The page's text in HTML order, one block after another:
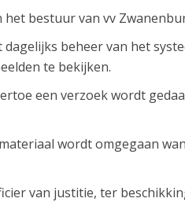
bestuur van vv
beheer van het
te bekijken.
een verzoek wordt
wordt omgegaan
van justitie, ter